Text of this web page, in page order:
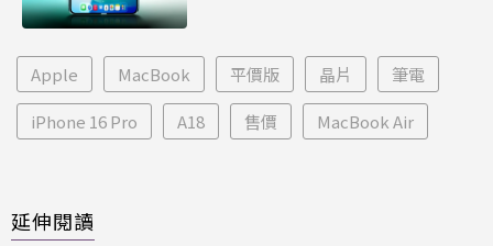
Apple MacBook 平價版 晶片 筆電
iPhone 16 Pro A18 售價 MacBook Air
延伸閱讀